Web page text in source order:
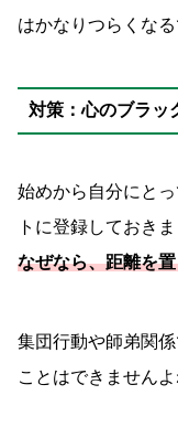
はかなりつらくなる
対策：心のブラッ
始めから自分にと
トに登録しておきま
なぜなら、距離を
集団行動や師弟関
ことはできませんよ